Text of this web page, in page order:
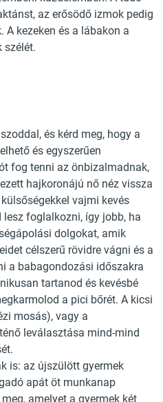
az erősödő izmok pedig
kezeken és a lábakon a
szélét.
és kérd meg, hogy a
és egyszerűen
fog tenni az önbizalmadnak,
hajkoronájú nő néz vissza
vajmi kevés
foglalkozni, így jobb, ha
dolgokat, amik
célszerű rövidre vágni és a
a babagondozási időszakra
tartanod és kevésbé
a pici bőrét. A kicsi
mosás), vagy a
leválasztása mind-mind
is: az újszülött gyermek
apát öt munkanap
amelyet a gyermek két